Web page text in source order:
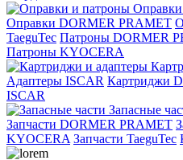
Оправки DORMER PRAMET
TaeguTec Патроны DORMER
Патроны KYOCERA
Адаптеры ISCAR Картриджи
ISCAR
Запасные
Запчасти DORMER PRAMET
KYOCERA Запчасти TaeguTec